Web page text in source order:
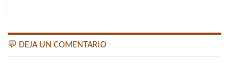
💬 DEJA UN COMENTARIO